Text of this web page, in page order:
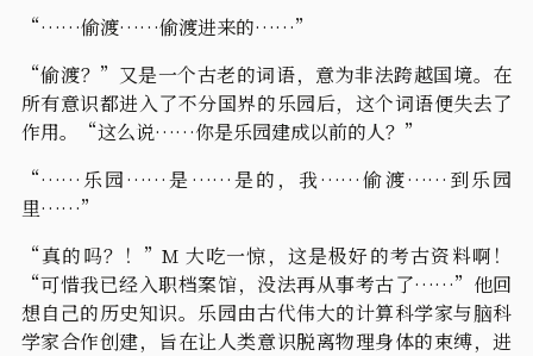
“……偷渡……偷渡进来的……”
“偷渡？”又是一个古老的词语，意为非法跨越国境。在
所有意识都进入了不分国界的乐园后，这个词语便失去了
作用。“这么说……你是乐园建成以前的人？”
“……乐园……是……是的，我……偷渡……到乐园
里……”
“真的吗？！”M 大吃一惊，这是极好的考古资料啊！
“可惜我已经入职档案馆，没法再从事考古了……”他回
想自己的历史知识。乐园由古代伟大的计算科学家与脑科
学家合作创建，旨在让人类意识脱离物理身体的束缚，进